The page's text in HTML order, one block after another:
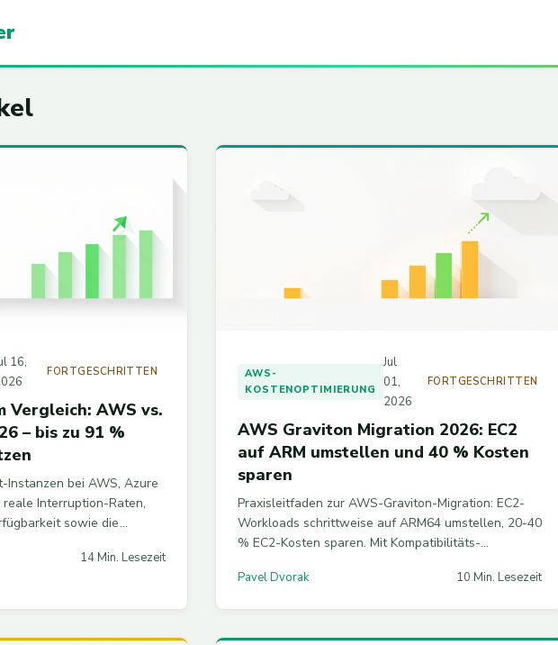
16,
FORTGESCHRITTEN
Vergleich: AWS vs.
– bis zu 91 %
Instanzen bei AWS, Azure
Interruption-Raten,
sowie die
mit Savings Plans.
14 Min. Lesezeit
AWS-
KOSTENOPTIMIERUNG
Jul
01,
2026
FORTGESCHRITTEN
AWS Graviton Migration 2026: EC2
auf ARM umstellen und 40 % Kosten
sparen
Praxisleitfaden zur AWS-Graviton-Migration: EC2-
Workloads schrittweise auf ARM64 umstellen, 20-40
% EC2-Kosten sparen. Mit Kompatibilitäts-
Umstellung und Savings-Plan-Strategie.
Pavel Dvorak 10 Min. Lesezeit